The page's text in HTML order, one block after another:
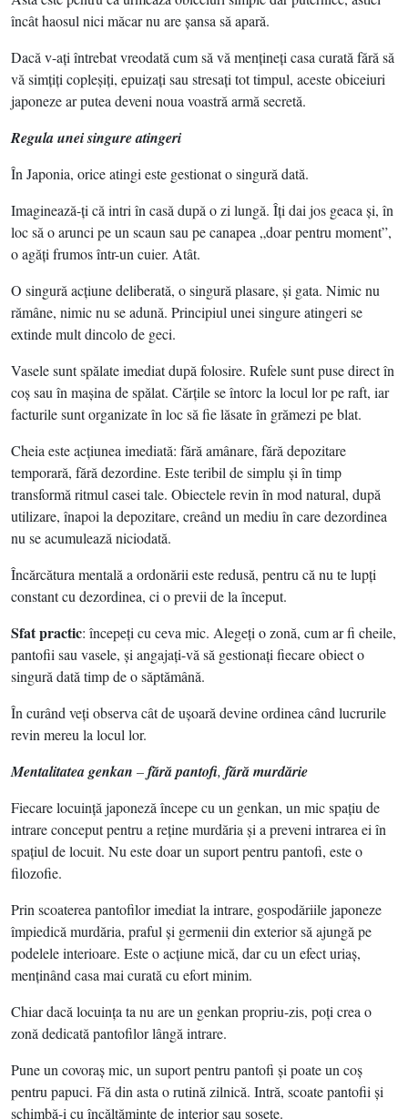
încât haosul nici măcar nu are şansa să apară.
Dacă v-aţi întrebat vreodată cum să vă menţineţi casa curată fără să
vă simţiţi copleşiţi, epuizaţi sau stresaţi tot timpul, aceste obiceiuri
japoneze ar putea deveni noua voastră armă secretă.
Regula unei singure atingeri
În Japonia, orice atingi este gestionat o singură dată.
Imaginează-ţi că intri în casă după o zi lungă. Îţi dai jos geaca şi, în
loc să o arunci pe un scaun sau pe canapea „doar pentru moment”,
o agăţi frumos într-un cuier. Atât.
O singură acţiune deliberată, o singură plasare, şi gata. Nimic nu
rămâne, nimic nu se adună. Principiul unei singure atingeri se
extinde mult dincolo de geci.
Vasele sunt spălate imediat după folosire. Rufele sunt puse direct în
coş sau în maşina de spălat. Cărţile se întorc la locul lor pe raft, iar
facturile sunt organizate în loc să fie lăsate în grămezi pe blat.
Cheia este acţiunea imediată: fără amânare, fără depozitare
temporară, fără dezordine. Este teribil de simplu şi în timp
transformă ritmul casei tale. Obiectele revin în mod natural, după
utilizare, înapoi la depozitare, creând un mediu în care dezordinea
nu se acumulează niciodată.
Încărcătura mentală a ordonării este redusă, pentru că nu te lupţi
constant cu dezordinea, ci o previi de la început.
Sfat practic: începeţi cu ceva mic. Alegeţi o zonă, cum ar fi cheile,
pantofii sau vasele, şi angajaţi-vă să gestionaţi fiecare obiect o
singură dată timp de o săptămână.
În curând veţi observa cât de uşoară devine ordinea când lucrurile
revin mereu la locul lor.
Mentalitatea genkan –fără pantofi, fără murdărie
Fiecare locuinţă japoneză începe cu un genkan, un mic spaţiu de
intrare conceput pentru a reţine murdăria şi a preveni intrarea ei în
spaţiul de locuit. Nu este doar un suport pentru pantofi, este o
filozofie.
Prin scoaterea pantofilor imediat la intrare, gospodăriile japoneze
împiedică murdăria, praful şi germenii din exterior să ajungă pe
podelele interioare. Este o acţiune mică, dar cu un efect uriaş,
menţinând casa mai curată cu efort minim.
Chiar dacă locuinţa ta nu are un genkan propriu-zis, poţi crea o
zonă dedicată pantofilor lângă intrare.
Pune un covoraş mic, un suport pentru pantofi şi poate un coş
pentru papuci. Fă din asta o rutină zilnică. Intră, scoate pantofii şi
schimbă-i cu încălţăminte de interior sau şosete.